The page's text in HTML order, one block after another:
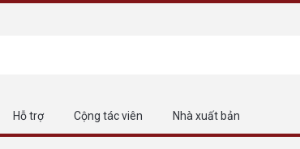
Hỗ trợ Cộng tác viên Nhà xuất bản